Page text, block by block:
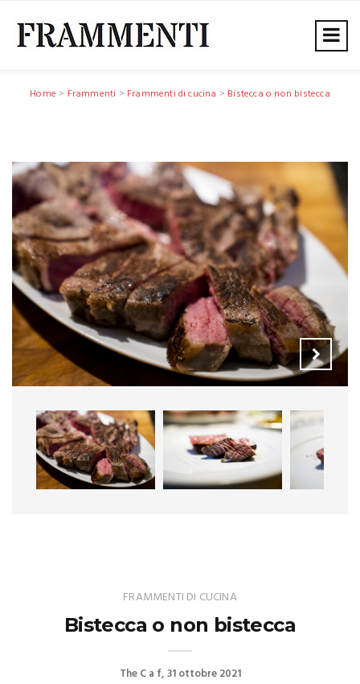
Home > Frammenti > Frammenti di cucina > Bistecca o non bistecca
FRAMMENTI DI CUCINA
Bistecca o non bistecca
The C a f 31 ottobre 2021